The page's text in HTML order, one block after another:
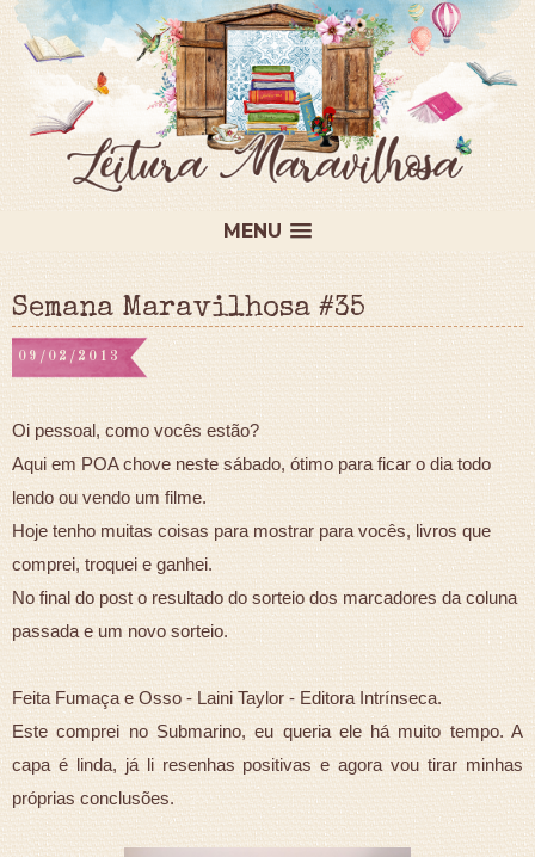
MENU
Semana Maravilhosa #35
09/02/2013
Oi pessoal, como vocês estão?
Aqui em POA chove neste sábado, ótimo para ficar o dia todo
lendo ou vendo um filme.
Hoje tenho muitas coisas para mostrar para vocês, livros que
comprei, troquei e ganhei.
No final do post o resultado do sorteio dos marcadores da coluna
passada e um novo sorteio.
Feita Fumaça e Osso - Laini Taylor - Editora Intrínseca.
Este comprei no Submarino, eu queria ele há muito tempo. A
capa é linda, já li resenhas positivas e agora vou tirar minhas
próprias conclusões.